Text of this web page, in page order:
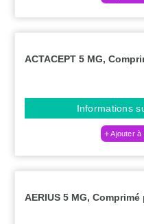
ACTACEPT 5 MG,
Informations
Ajouter à
AERIUS 5 MG,